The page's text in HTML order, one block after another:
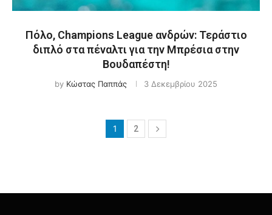
Πόλο, Champions League ανδρών: Τεράστιο
διπλό στα πέναλτι για την Μπρέσια στην
Βουδαπέστη!
by Κώστας Παππάς 3 Δεκεμβρίου 2025
1 2